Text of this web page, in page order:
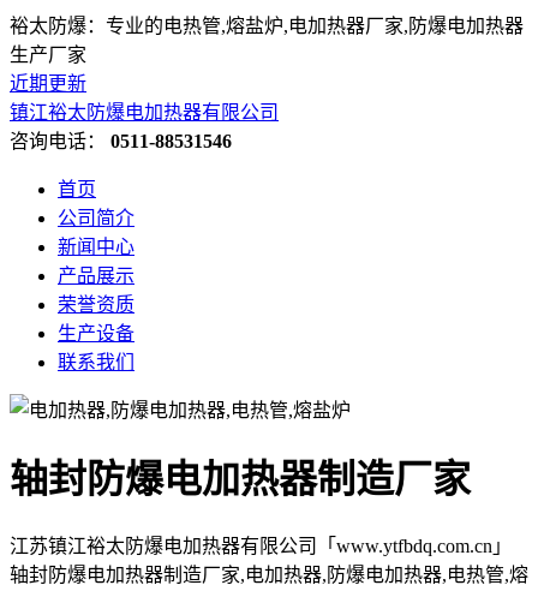
裕太防爆：专业的电热管,熔盐炉,电加热器厂家,防爆电加热器
生产厂家
近期更新
镇江裕太防爆电加热器有限公司
咨询电话： 0511-88531546
首页
公司简介
新闻中心
产品展示
荣誉资质
生产设备
联系我们
轴封防爆电加热器制造厂家
江苏镇江裕太防爆电加热器有限公司「www.ytfbdq.com.cn」
轴封防爆电加热器制造厂家,电加热器,防爆电加热器,电热管,熔